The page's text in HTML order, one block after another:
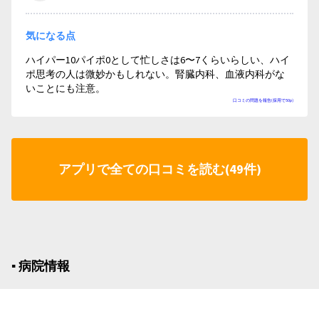
口コミの問題を報告(採用で50p)
気になる点
ハイパー10パイポ0として忙しさは6〜7くらいらしい、ハイ
ポ思考の人は微妙かもしれない。腎臓内科、血液内科がな
いことにも注意。
アプリで全ての口コミを読む(49件)
▪︎ 病院情報